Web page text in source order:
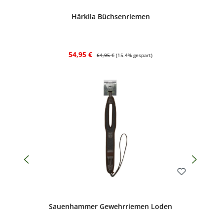
Härkila Büchsenriemen
Verkaufspreis:
54,95 € Regulärer Preis:
64,95 € (15.4% gespart)
Sauenhammer Gewehrriemen Loden